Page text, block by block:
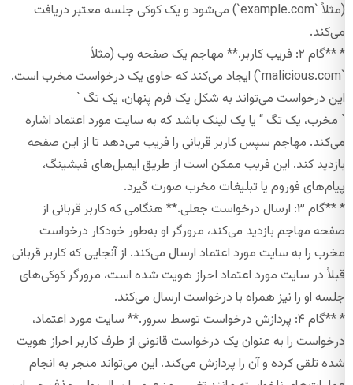
(مثلاً `example.com`) می‌شود و یک کوکی جلسه معتبر دریافت
می‌کند.
* **گام ۲: فریب کاربر.** مهاجم یک صفحه وب (مثلاً
`malicious.com`) ایجاد می‌کند که حاوی یک درخواست مخرب است.
این درخواست می‌تواند به شکل یک فرم پنهان، یک تگ `
` مخرب، یک تگ “ یا یک لینک باشد که به سایت مورد اعتماد اشاره
می‌کند. مهاجم سپس کاربر قربانی را فریب می‌دهد تا از این صفحه
بازدید کند. این فریب ممکن است از طریق ایمیل‌های فیشینگ،
پیام‌های فوروم یا تبلیغات مخرب صورت گیرد.
* **گام ۳: ارسال درخواست جعلی.** هنگامی که کاربر قربانی از
صفحه مهاجم بازدید می‌کند، مرورگر او به‌طور خودکار درخواست
مخرب را به سایت مورد اعتماد ارسال می‌کند. از آنجایی که کاربر قربانی
قبلاً در سایت مورد اعتماد احراز هویت شده است، مرورگر کوکی‌های
جلسه او را نیز همراه با درخواست ارسال می‌کند.
* **گام ۴: پردازش درخواست توسط سرور.** سایت مورد اعتماد،
درخواست را به عنوان یک درخواست قانونی از طرف کاربر احراز هویت
شده تلقی کرده و آن را پردازش می‌کند. این می‌تواند منجر به انجام